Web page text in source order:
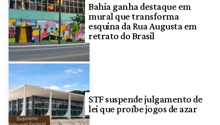
Bahia ganha destaque em
mural que transforma
esquina da Rua Augusta em
retrato do Brasil
STF suspende julgamento de
lei que proíbe jogos de azar